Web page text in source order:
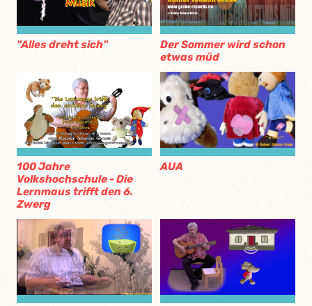
"Alles dreht sich"
Der Sommer wird schon
etwas müd
100 Jahre
Volkshochschule - Die
Lernmaus trifft den 6.
Zwerg
AUA